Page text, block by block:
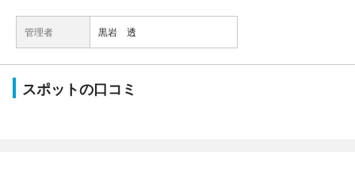
管理者 黒岩 透
スポットの口コミ